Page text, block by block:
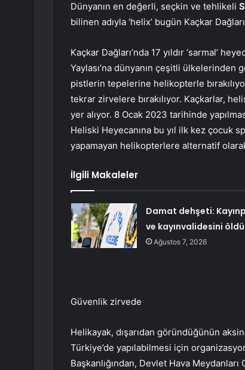
Dünyanın en değerli, seçkin ve tehlikeli
bilinen adıyla ‘helix’ bugün Kaçkar
Kaçkar Dağları’nda 17 yıldır ‘sarmal’
Yaylası’na dünyanın çeşitli ülkelerinden
pistlerin tepelerine helikopterle
tekrar zirvelere bırakılıyor. Kaçkarlar,
yer alıyor. 8 Ocak 2023 tarihinde
Heliski Heyecanına bu yıl ilk kez çocuk
yapamayan helikopterlere alternatif
İlgili Makaleler
Damat dehşeti:
ve kayınvalidesini
Ağustos 7, 2026
Güvenlik zirvede
Helikayak, dışarıdan göründüğünün
Türkiye’de yapılabilmesi için
Başkanlığından, Devlet Hava